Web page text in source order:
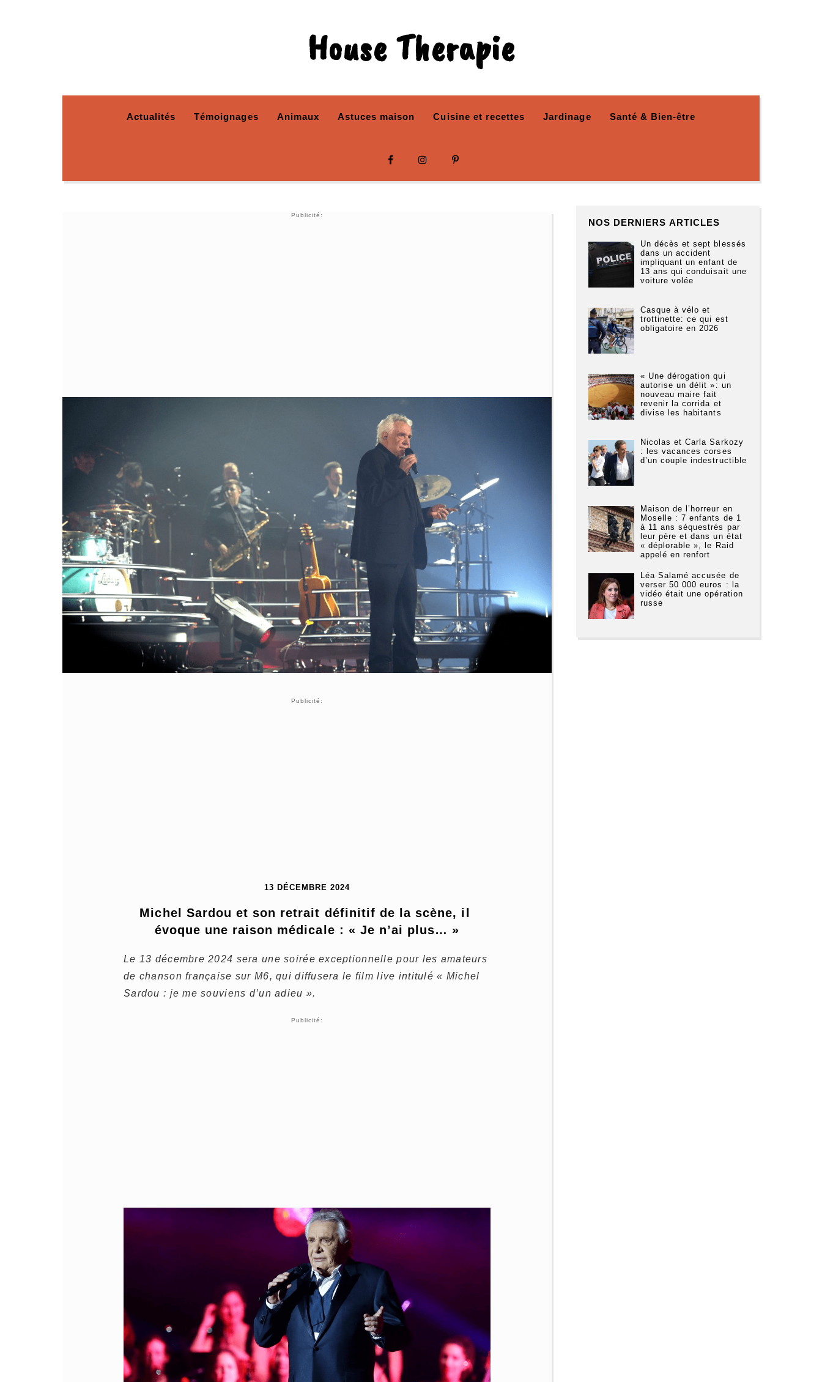
House Therapie
Actualités Témoignages Animaux Astuces maison Cuisine et recettes Jardinage Santé & Bien-être
Publicité:
Publicité:
13 DÉCEMBRE 2024
Michel Sardou et son retrait définitif de la scène, il
évoque une raison médicale : « Je n’ai plus… »
Le 13 décembre 2024 sera une soirée exceptionnelle pour les amateurs
de chanson française sur M6, qui diffusera le film live intitulé « Michel
Sardou : je me souviens d’un adieu ».
Publicité:
NOS DERNIERS ARTICLES
Un décès et sept blessés
dans un accident
impliquant un enfant de
13 ans qui conduisait une
voiture volée
Casque à vélo et
trottinette: ce qui est
obligatoire en 2026
« Une dérogation qui
autorise un délit »: un
nouveau maire fait
revenir la corrida et
divise les habitants
Nicolas et Carla Sarkozy
: les vacances corses
d’un couple indestructible
Maison de l’horreur en
Moselle : 7 enfants de 1
à 11 ans séquestrés par
leur père et dans un état
« déplorable », le Raid
appelé en renfort
Léa Salamé accusée de
verser 50 000 euros : la
vidéo était une opération
russe